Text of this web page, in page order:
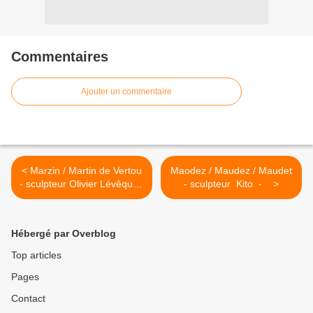
Commentaires
Ajouter un commentaire
< Marzin / Martin de Vertou
- sculpteur Olivier Lévêque
-
Maodez / Maudez / Maudet
- sculpteur Kito - >
Hébergé par Overblog
Top articles
Pages
Contact